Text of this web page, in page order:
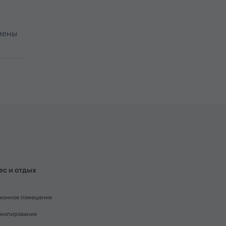
и отдых
помещение